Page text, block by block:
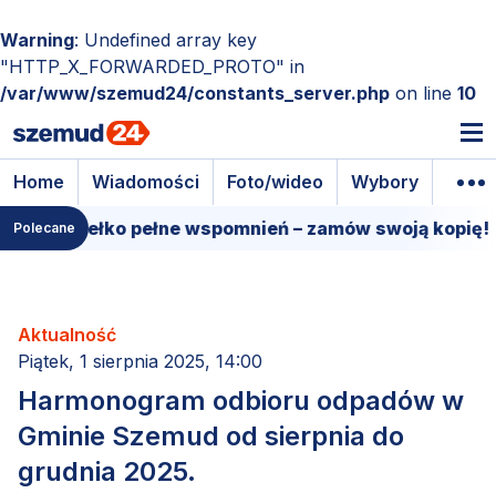
Warning: Undefined array key
"HTTP_X_FORWARDED_PROTO" in
/var/www/szemud24/constants_server.php on line 10
Home Wiadomości Foto/wideo Wybory
Polecane pełne wspomnień – zamów swoją kopię!
Aktualność
Piątek, 1 sierpnia 2025, 14:00
Harmonogram odbioru odpadów w
Gminie Szemud od sierpnia do
grudnia 2025.